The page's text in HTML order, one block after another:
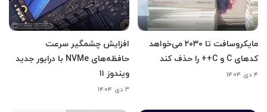
مایکروسافت تا ۲۰۳۰ می‌خواهد
کدهای C و C++ را حذف کند
۴ دی ۱۴۰۴
افزایش چشمگیر سرعت
حافظه‌های NVMe با درایور جدید
ویندوز ۱۱
۳ دی ۱۴۰۴